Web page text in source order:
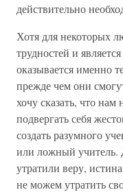
действительно
Хотя для некоторых
трудностей и
оказывается именно
прежде чем они
хочу сказать, что
подвергать себя
создать разумного
или ложный учитель.
утратили веру,
не можем утратить